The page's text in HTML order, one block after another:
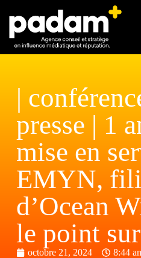
|
presse | 1
mise en
EMYN,
d’Ocean
le point
octobre 21, 2024 8:44